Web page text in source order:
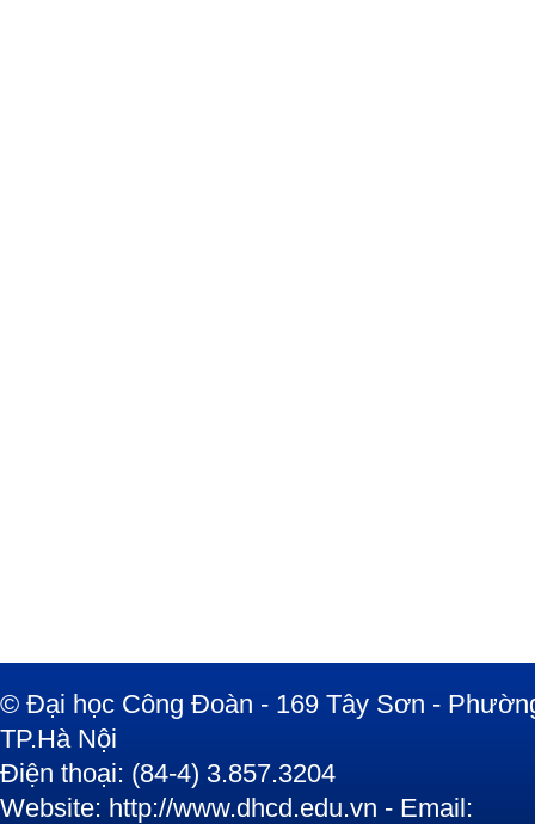
© Đại học Công Đoàn - 169 Tây Sơn -
TP.Hà Nội
Điện thoại: (84-4) 3.857.3204
Website: http://www.dhcd.edu.vn - Email: